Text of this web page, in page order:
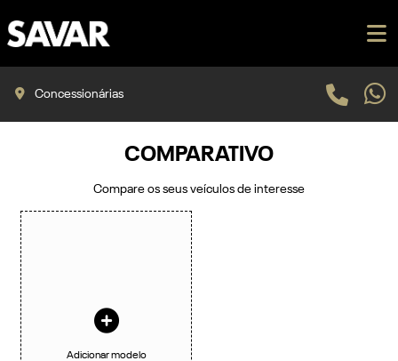
Concessionárias
COMPARATIVO
Compare os seus veículos de interesse
Adicionar modelo